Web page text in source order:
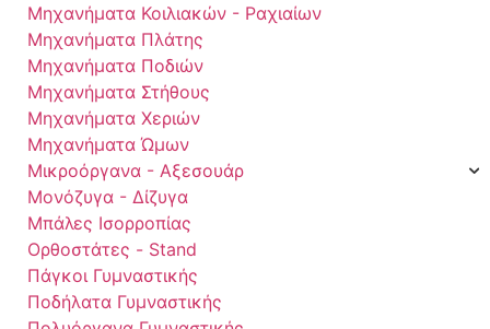
Μηχανήματα Κοιλιακών - Ραχιαίων
Μηχανήματα Πλάτης
Μηχανήματα Ποδιών
Μηχανήματα Στήθους
Μηχανήματα Χεριών
Μηχανήματα Ώμων
Μικροόργανα - Αξεσουάρ
Μονόζυγα - Δίζυγα
Μπάλες Ισορροπίας
Ορθοστάτες - Stand
Πάγκοι Γυμναστικής
Ποδήλατα Γυμναστικής